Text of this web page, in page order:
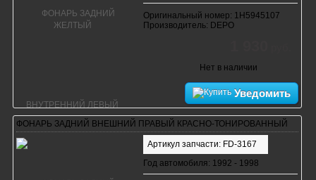
Оригинальный номер: 1H5945107
Производитель: DEPO
Нет в наличии
Уведомить
ФОНАРЬ ЗАДНИЙ ВНЕШНИЙ ПРАВЫЙ КРАСНО-ТОНИРОВАННЫЙ
Артикул запчасти: FD-3167
Год автомобиля: 1992 - 1998